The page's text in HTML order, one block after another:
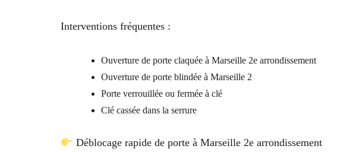
Interventions fréquentes :
Ouverture de porte claquée à Marseille 2e arrondissement
Ouverture de porte blindée à Marseille 2
Porte verrouillée ou fermée à clé
Clé cassée dans la serrure
Déblocage rapide de porte à Marseille 2e arrondissement